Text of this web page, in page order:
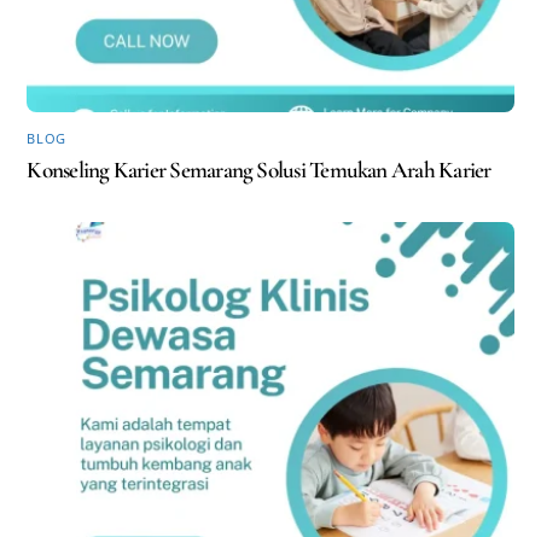
BLOG
Konseling Karier Semarang Solusi Temukan Arah Karier